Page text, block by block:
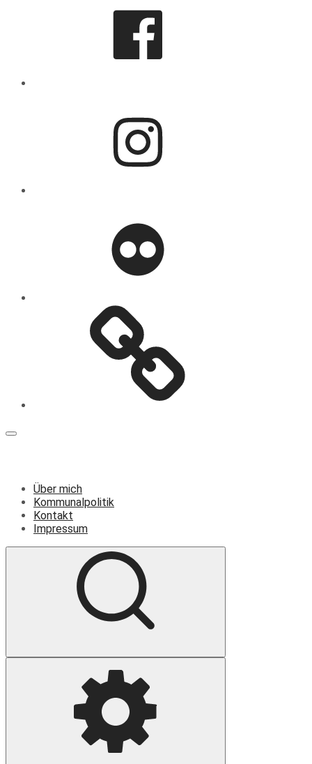
Menü
Über mich
Kommunalpolitik
Kontakt
Impressum
Suche